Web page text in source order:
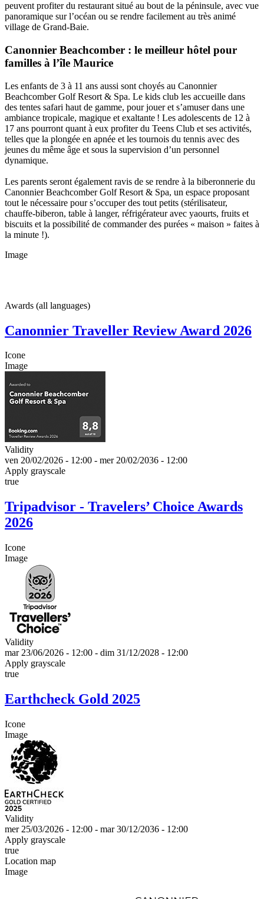
peuvent profiter du restaurant situé au bout de la péninsule, avec vue
panoramique sur l’océan ou se rendre facilement au très animé
village de Grand-Baie.
Canonnier Beachcomber : le meilleur hôtel pour
familles à l’île Maurice
Les enfants de 3 à 11 ans aussi sont choyés au Canonnier
Beachcomber Golf Resort & Spa. Le kids club les accueille dans
des tentes safari haut de gamme, pour jouer et s’amuser dans une
ambiance tropicale, magique et exaltante ! Les adolescents de 12 à
17 ans pourront quant à eux profiter du Teens Club et ses activités,
telles que la plongée en apnée et les tournois du tennis avec des
jeunes du même âge et sous la supervision d’un personnel
dynamique.
Les parents seront également ravis de se rendre à la biberonnerie du
Canonnier Beachcomber Golf Resort & Spa, un espace proposant
tout le nécessaire pour s’occuper des tout petits (stérilisateur,
chauffe-biberon, table à langer, réfrigérateur avec yaourts, fruits et
biscuits et la possibilité de commander des purées « maison » faites à
la minute !).
Image
Awards (all languages)
Canonnier Traveller Review Award 2026
Icone
Image
Validity
ven 20/02/2026 - 12:00 - mer 20/02/2036 - 12:00
Apply grayscale
true
Tripadvisor - Travelers’ Choice Awards
2026
Icone
Image
Validity
mar 23/06/2026 - 12:00 - dim 31/12/2028 - 12:00
Apply grayscale
true
Earthcheck Gold 2025
Icone
Image
Validity
mer 25/03/2026 - 12:00 - mar 30/12/2036 - 12:00
Apply grayscale
true
Location map
Image